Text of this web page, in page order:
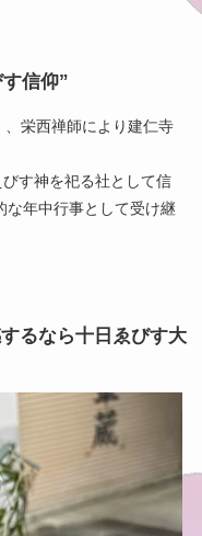
信仰”
、栄西禅師により建仁寺
す神を祀る社として信
な年中行事として受け継
るなら十日ゑびす大